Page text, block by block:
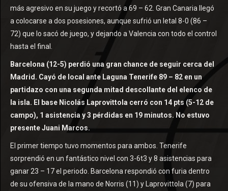
más agresivo en su juego y recortó a 69 – 62. Gran Canaria llegó
a colocarse a dos posesiones, aunque sufrió un letal 8-0 (86 –
72) que lo sacó de juego, y dejando a Valencia con todo el control
hasta el final.
Barcelona (12-5) perdió una gran chance de seguir cerca del
Madrid. Cayó de local ante Laguna Tenerife 89 – 82 en un
partidazo con una segunda mitad descollante del elenco de
la isla. El base Nicolás Laprovittola cerró con 14 pts (5-12 de
campo), 1 asistencia y 3 pérdidas en 19 minutos. No estuvo
presente Juani Marcos.
El primer tiempo tuvo momentos para ambos. Tenerife
sorprendió en un fantástico nivel con 3-6t3 y 8 asistencias para
ganar 23 – 17 el periodo. Barcelona respondió con furia dentro
de su ofensiva de la mano de Norris (11) y Laprovittola (7) para